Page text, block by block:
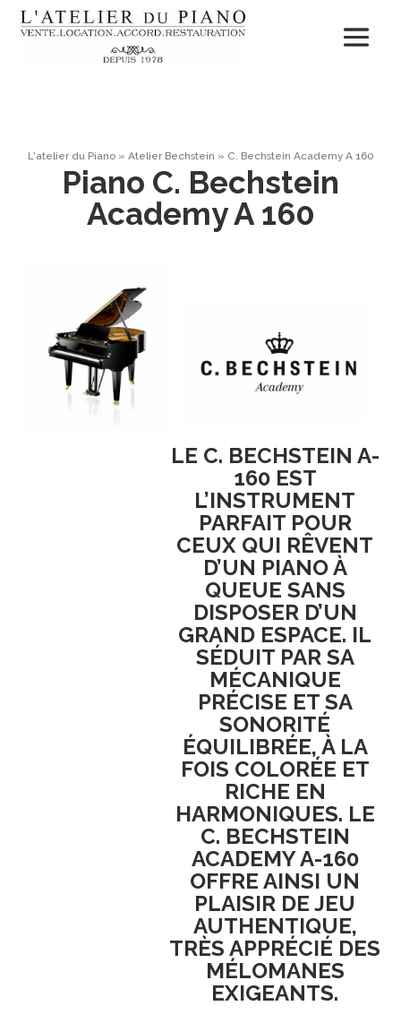
L'atelier du Piano» Atelier Bechstein » C. Bechstein Academy A 160
Piano C. Bechstein
Academy A 160
LE C. BECHSTEIN A-
160EST
L’INSTRUMENT
PARFAIT POUR
CEUX QUI RÊVENT
D’UN PIANO À
QUEUE SANS
DISPOSER D’UN
GRAND ESPACE. IL
SÉDUIT PAR SA
MÉCANIQUE
PRÉCISE ET SA
SONORITÉ
ÉQUILIBRÉE, À LA
FOIS COLORÉE ET
RICHE EN
HARMONIQUES. LE
C. BECHSTEIN
ACADEMY A-160
OFFRE AINSI UN
PLAISIR DE JEU
AUTHENTIQUE,
TRÈS APPRÉCIÉ DES
MÉLOMANES
EXIGEANTS.